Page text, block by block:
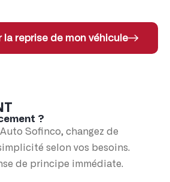
la reprise de mon véhicule
?
Sofinco, changez de
selon vos besoins.
de principe immédiate.